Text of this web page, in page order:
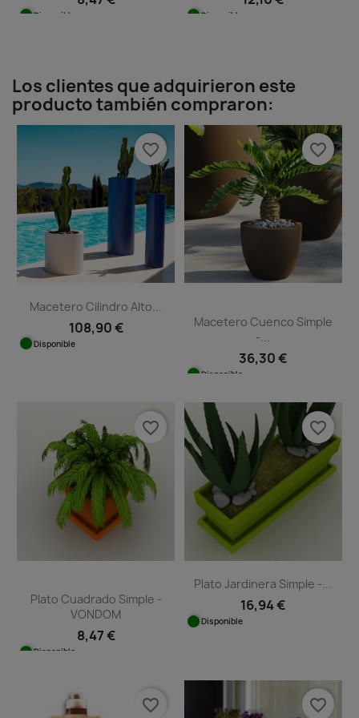
Disponible Disponible
Los clientes que adquirieron este
producto también compraron:
Macetero Cilindro Alto...
108,90 €
Disponible
favorite_border
Macetero Cuenco Simple
-...
36,30 €
Disponible
favorite_border
Plato Cuadrado Simple -
VONDOM
8,47 €
Disponible
favorite_border
Plato Jardinera Simple -...
16,94 €
Disponible
favorite_border
favorite_border favorite_border